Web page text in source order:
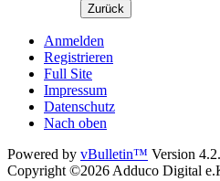
Zurück
Anmelden
Registrieren
Full Site
Impressum
Datenschutz
Nach oben
Powered by vBulletin™ Version
Copyright ©2026 Adduco Digital